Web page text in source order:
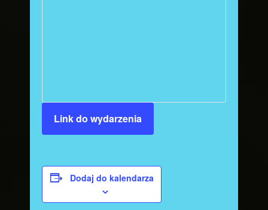
Link do wydarzenia
Dodaj do kalendarza